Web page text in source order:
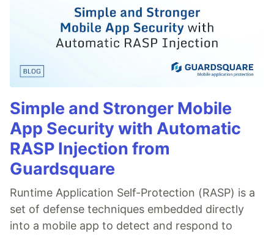
Simple and Stronger Mobile
App Security with Automatic
RASP Injection from
Guardsquare
Runtime Application Self-Protection (RASP) is a
set of defense techniques embedded directly
into a mobile app to detect and respond to